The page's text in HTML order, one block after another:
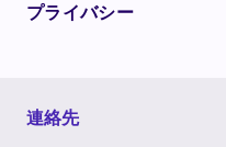
プライバシー
連絡先